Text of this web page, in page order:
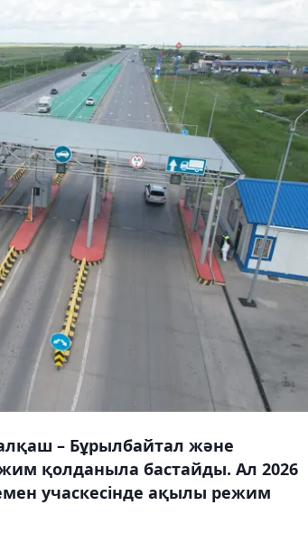
– Бұрылбайтал және
қолданыла бастайды. Ал 2026
учаскесінде ақылы режим